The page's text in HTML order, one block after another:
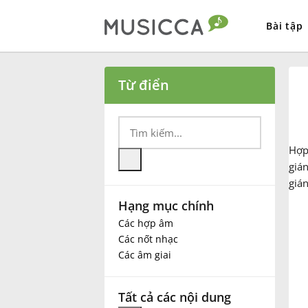
Bài tập
Български
Deutsch
English
Español
Từ điển
Hạng mục chính
Các hợp âm
Các nốt nhạc
Các âm giai
Tất cả các nội dung